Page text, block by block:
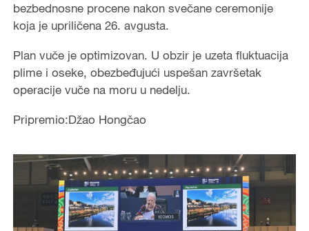
bezbednosne procene nakon svečane ceremonije
koja je upriličena 26. avgusta.
Plan vuče je optimizovan. U obzir je uzeta fluktuacija
plime i oseke, obezbeđujući uspešan završetak
operacije vuče na moru u nedelju.
Pripremio:Džao Hongčao